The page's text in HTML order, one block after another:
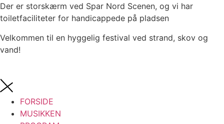
Der er storskærm ved Spar Nord Scenen, og vi har
toiletfaciliteter for handicappede på pladsen
Velkommen til en hyggelig festival ved strand, skov og
vand!
FORSIDE
MUSIKKEN